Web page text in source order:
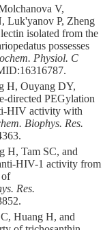
V,
Luk'yanov P, Zheng
isolated from the
possesses
Physiol. C
H, Ouyang DY,
directed PEGylation
HIV activity with
Biophys. Res.
H, Tam SC, and
HIV-1 activity from
Res.
Huang H, and